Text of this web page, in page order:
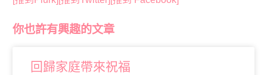
你也許有興趣的文章
回歸家庭帶來祝福